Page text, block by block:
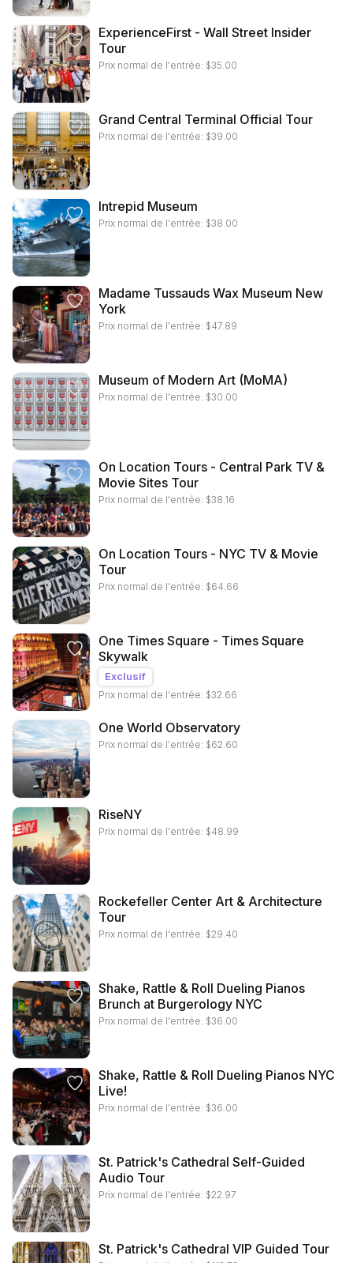
ExperienceFirst - Wall Street Insider
Tour
Prix normal de l'entrée: $35.00
Grand Central Terminal Official Tour
Prix normal de l'entrée: $39.00
Intrepid Museum
Prix normal de l'entrée: $38.00
Madame Tussauds Wax Museum New
York
Prix normal de l'entrée: $47.89
Museum of Modern Art (MoMA)
Prix normal de l'entrée: $30.00
On Location Tours - Central Park TV &
Movie Sites Tour
Prix normal de l'entrée: $38.16
On Location Tours - NYC TV & Movie
Tour
Prix normal de l'entrée: $64.66
One Times Square - Times Square
Skywalk
Exclusif
Prix normal de l'entrée: $32.66
One World Observatory
Prix normal de l'entrée: $62.60
RiseNY
Prix normal de l'entrée: $48.99
Rockefeller Center Art & Architecture
Tour
Prix normal de l'entrée: $29.40
Shake, Rattle & Roll Dueling Pianos
Brunch at Burgerology NYC
Prix normal de l'entrée: $36.00
Shake, Rattle & Roll Dueling Pianos NYC
Live!
Prix normal de l'entrée: $36.00
St. Patrick's Cathedral Self-Guided
Audio Tour
Prix normal de l'entrée: $22.97
St. Patrick's Cathedral VIP Guided Tour